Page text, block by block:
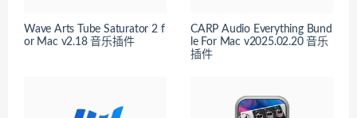
Wave Arts Tube Saturator 2 f
or Mac v2.18 音乐插件
CARP Audio Everything Bund
le For Mac v2025.02.20 音乐
插件